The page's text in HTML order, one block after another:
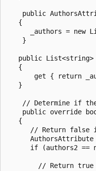
public
   {
_authors = new
    }
public List<string>
   {
get { return
   }
// Determine if
public override
   {
// Return false
if (authors2 ==
// Return